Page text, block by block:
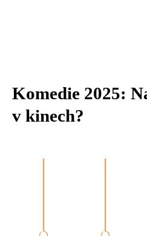
Komedie 2025:
v kinech?